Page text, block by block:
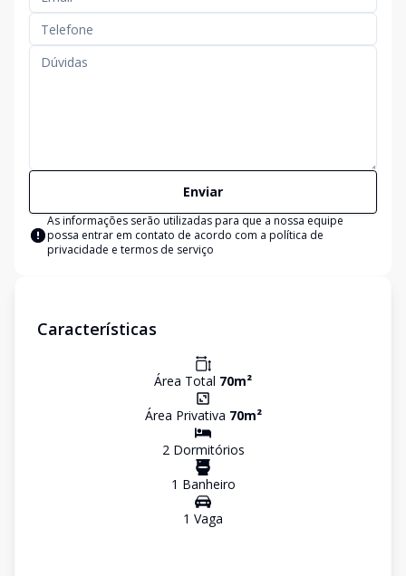
Enviar
As informações serão utilizadas para que a nossa equipe
possa entrar em contato de acordo com a política de
privacidade e termos de serviço
Características
Área Total 70m²
Área Privativa 70m²
2Dormitórios
1 Banheiro
1 Vaga